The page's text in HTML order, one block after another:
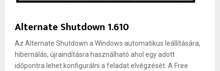
Alternate Shutdown 1.610
Az Alternate Shutdown a Windows automatikus leállítására,
hibernálás, újraindításra használható ahol egy adott
időpontra lehet konfigurálni a feladat elvégzését. A Free